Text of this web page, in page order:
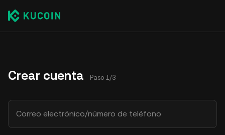
Crear cuenta Paso 1/3
Correo electrónico/número de teléfono